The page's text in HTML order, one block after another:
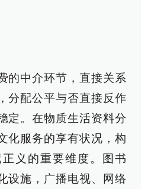
的中介环节，直接关系
分配公平与否直接反作
定。在物质生活资料分
化服务的享有状况，构
义的重要维度。图书
设施，广播电视、网络